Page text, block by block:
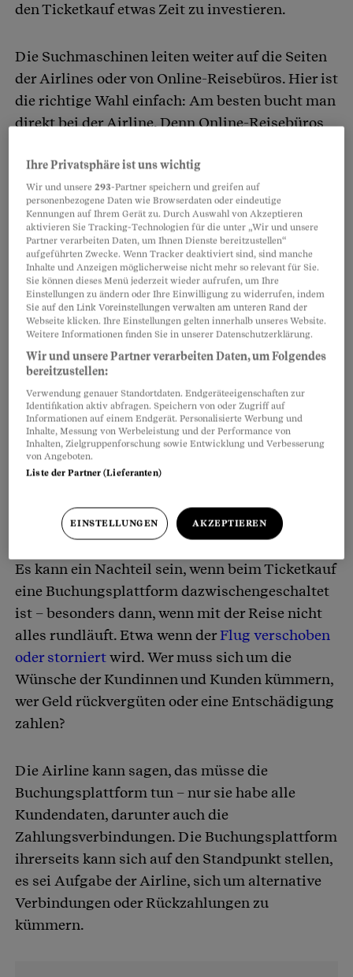
den Ticketkauf etwas Zeit zu investieren.
Die Suchmaschinen leiten weiter auf die Seiten
der Airlines oder von Online-Reisebüros. Hier ist
die richtige Wahl einfach: Am besten bucht man
direkt bei der Airline. Denn Online-Reisebüros
Vermittler. Sie werden nicht direkt
Vertragspartei, den Vertrag schliesst man mit
der Fluggesellschaft.
Partnerinhalte
Flug verschoben oder storniert: Wer ist
zuständig?
Es kann ein Nachteil sein, wenn beim Ticketkauf
eine Buchungsplattform dazwischengeschaltet
ist – besonders dann, wenn mit der Reise nicht
alles rundläuft. Etwa wenn derFlug verschoben
oder storniertwird. Wer muss sich um die
Wünsche der Kundinnen und Kunden kümmern,
wer Geld rückvergüten oder eine Entschädigung
zahlen?
Die Airline kann sagen, das müsse die
Buchungsplattform tun – nur sie habe alle
Kundendaten, darunter auch die
Zahlungsverbindungen. Die Buchungsplattform
ihrerseits kann sich auf den Standpunkt stellen,
es sei Aufgabe der Airline, sich um alternative
Verbindungen oder Rückzahlungen zu
kümmern.
Ihre Privatsphäre ist uns wichtig
Wir und unsere293-Partner speichern und greifen auf
personenbezogene Daten wie Browserdaten oder eindeutige
Kennungen auf Ihrem Gerät zu. Durch Auswahl von Akzeptieren
aktivieren Sie Tracking-Technologien für die unter „Wir und unsere
Partner verarbeiten Daten, um Ihnen Dienste bereitzustellen“
aufgeführten Zwecke. Wenn Tracker deaktiviert sind, sind manche
Inhalte und Anzeigen möglicherweise nicht mehr so relevant für Sie.
Sie können dieses Menü jederzeit wieder aufrufen, um Ihre
Einstellungen zu ändern oder Ihre Einwilligung zu widerrufen, indem
Sie auf den Link Voreinstellungen verwalten am unteren Rand der
Webseite klicken. Ihre Einstellungen gelten innerhalb unseres Website.
Weitere Informationen finden Sie in unserer Datenschutzerklärung.
Wir und unsere Partner verarbeiten Daten, um Folgendes
bereitzustellen:
Verwendung genauer Standortdaten. Endgeräteeigenschaften zur
Identifikation aktiv abfragen. Speichern von oder Zugriff auf
Informationen auf einem Endgerät. Personalisierte Werbung und
Inhalte, Messung von Werbeleistung und der Performance von
Inhalten, Zielgruppenforschung sowie Entwicklung und Verbesserung
von Angeboten.
Liste der Partner (Lieferanten)
EINSTELLUNGEN AKZEPTIEREN